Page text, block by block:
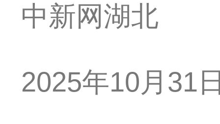
中新网湖北
2025年10月31